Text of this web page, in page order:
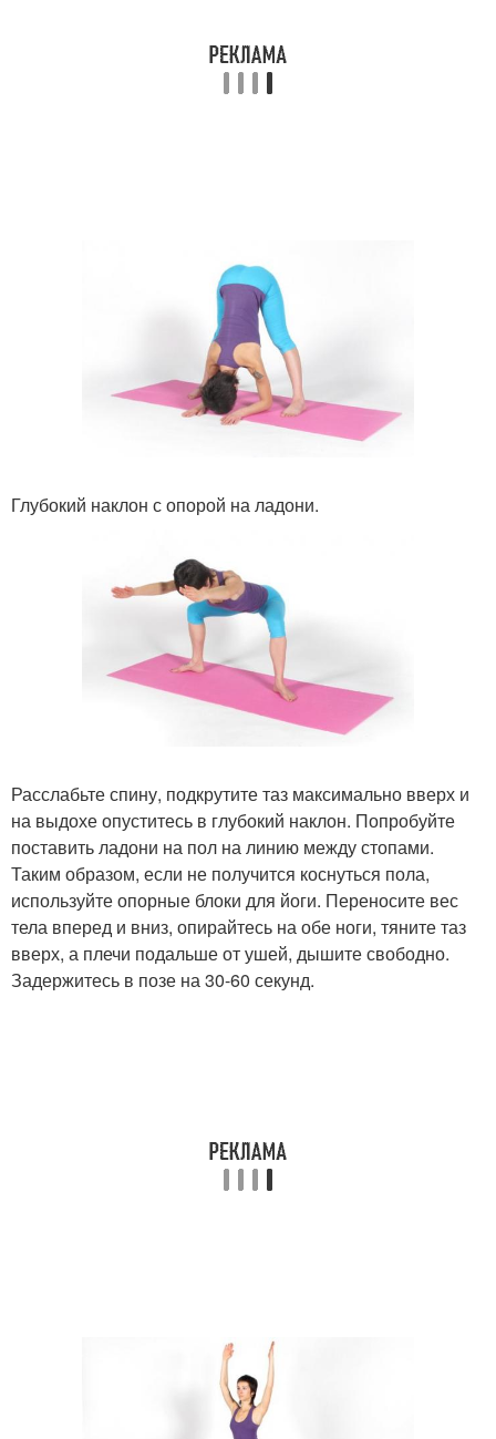
Глубокий наклон с опорой на ладони.
Расслабьте спину, подкрутите таз максимально вверх и
на выдохе опуститесь в глубокий наклон. Попробуйте
поставить ладони на пол на линию между стопами.
Таким образом, если не получится коснуться пола,
используйте опорные блоки для йоги. Переносите вес
тела вперед и вниз, опирайтесь на обе ноги, тяните таз
вверх, а плечи подальше от ушей, дышите свободно.
Задержитесь в позе на 30-60 секунд.